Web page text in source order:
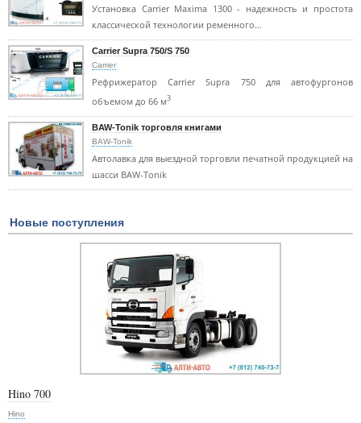
Установка Carrier Maxima 1300 - надежность и простота
классической технологии ременного…
Carrier Supra 750/S 750
Carrier
Рефрижератор Carrier Supra 750 для автофургонов
объемом до 66 м3
BAW-Tonik торговля книгами
BAW-Tonik
Автолавка для выездной торговли печатной продукцией на
шасси BAW-Tonik
Новые поступления
Hino 700
Hino